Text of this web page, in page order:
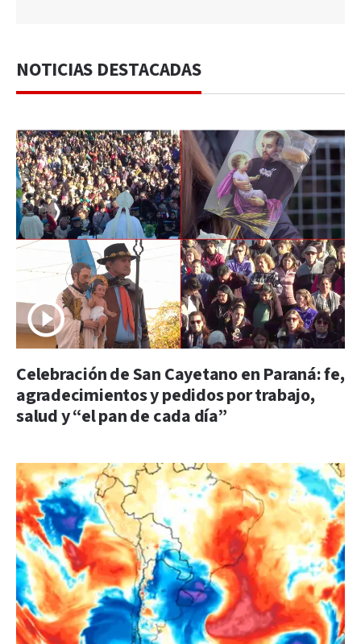
NOTICIAS DESTACADAS
Celebración de San Cayetano en Paraná: fe,
agradecimientos y pedidos por trabajo,
salud y “el pan de cada día”